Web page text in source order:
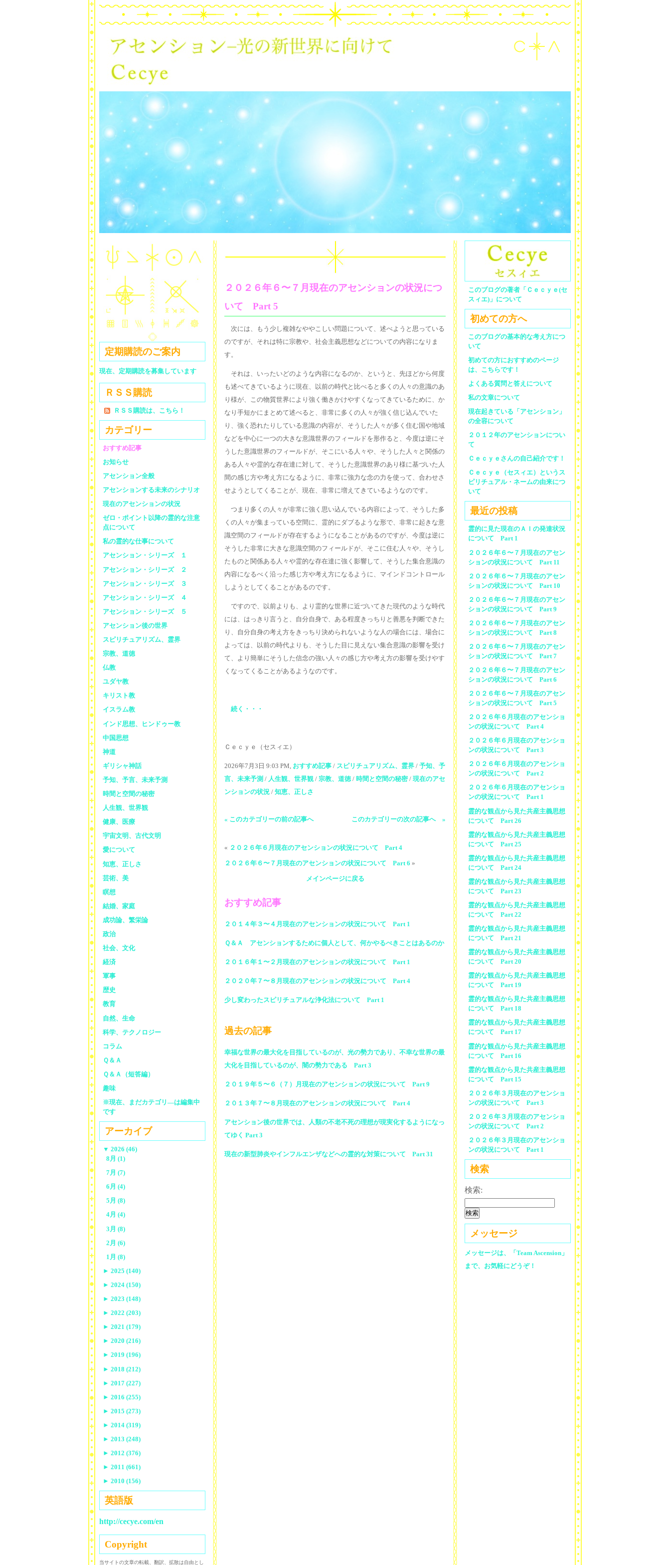
２０２６年６〜７月現在のアセンションの状況につ
いて Part 5
次には、もう少し複雑なややこしい問題について、述べようと思っている
のですが、それは特に宗教や、社会主義思想などについての内容になりま
す。
それは、いったいどのような内容になるのか、というと、先ほどから何度
も述べてきているように現在、以前の時代と比べると多くの人々の意識のあ
り様が、この物質世界により強く働きかけやすくなってきているために、か
なり手短かにまとめて述べると、非常に多くの人々が強く信じ込んでいた
り、強く恐れたりしている意識の内容が、そうした人々が多く住む国や地域
などを中心に一つの大きな意識世界のフィールドを形作ると、今度は逆にそ
うした意識世界のフィールドが、そこにいる人々や、そうした人々と関係の
ある人々や霊的な存在達に対して、そうした意識世界のあり様に基づいた人
間の感じ方や考え方になるように、非常に強力な念の力を使って、合わせさ
せようとしてくることが、現在、非常に増えてきているようなのです。
つまり多くの人々が非常に強く思い込んでいる内容によって、そうした多
くの人々が集まっている空間に、霊的にダブるような形で、非常に起きな意
識空間のフィールドが存在するようになることがあるのですが、今度は逆に
そうした非常に大きな意識空間のフィールドが、そこに住む人々や、そうし
たものと関係ある人々や霊的な存在達に強く影響して、そうした集合意識の
内容になるべく沿った感じ方や考え方になるように、マインドコントロール
しようとしてくることがあるのです。
ですので、以前よりも、より霊的な世界に近づいてきた現代のような時代
には、はっきり言うと、自分自身で、ある程度きっちりと善悪を判断できた
り、自分自身の考え方をきっちり決められないような人の場合には、場合に
よっては、以前の時代よりも、そうした目に見えない集合意識の影響を受け
て、より簡単にそうした信念の強い人々の感じ方や考え方の影響を受けやす
くなってくることがあるようなのです。
続く・・・
Ｃｅｃｙｅ（セスィエ）
2026年7月3日 9:03 PM, おすすめ記事 / スピリチュアリズム、霊界 / 予知、予
言、未来予測 / 人生観、世界観 / 宗教、道徳 / 時間と空間の秘密/ 現在のアセ
ンションの状況 / 知恵、正しさ
« このカテゴリーの前の記事へ このカテゴリーの次の記事へ »
« ２０２６年６月現在のアセンションの状況について Part 4
２０２６年６〜７月現在のアセンションの状況について Part 6 »
メインページに戻る
おすすめ記事
２０１４年３〜４月現在のアセンションの状況について Part 1
Ｑ＆Ａ アセンションするために個人として、何かやるべきことはあるのか
２０１６年１〜２月現在のアセンションの状況について Part 1
２０２０年７〜８月現在のアセンションの状況について Part 4
少し変わったスピリチュアルな浄化法について Part 1
過去の記事
幸福な世界の最大化を目指しているのが、光の勢力であり、不幸な世界の最
大化を目指しているのが、闇の勢力である Part 3
２０１９年５〜６（７）月現在のアセンションの状況について Part 9
２０１３年７〜８月現在のアセンションの状況について Part 4
アセンション後の世界では、人類の不老不死の理想が現実化するようになっ
てゆく Part 3
現在の新型肺炎やインフルエンザなどへの霊的な対策について Part 31
このブログの著者「Ｃｅｃｙｅ(セ
スィエ)」について
初めての方へ
このブログの基本的な考え方につ
いて
初めての方におすすめのページ
は、こちらです！
よくある質問と答えについて
私の文章について
現在起きている「アセンション」
の全容について
２０１２年のアセンションについ
て
Ｃｅｃｙｅさんの自己紹介です！
Ｃｅｃｙｅ（セスィエ）というス
ピリチュアル・ネームの由来につ
いて
最近の投稿
霊的に見た現在のＡＩの発達状況
について Part 1
２０２６年６〜７月現在のアセン
ションの状況について Part 11
２０２６年６〜７月現在のアセン
ションの状況について Part 10
２０２６年６〜７月現在のアセン
ションの状況について Part 9
２０２６年６〜７月現在のアセン
ションの状況について Part 8
２０２６年６〜７月現在のアセン
ションの状況について Part 7
２０２６年６〜７月現在のアセン
ションの状況について Part 6
２０２６年６〜７月現在のアセン
ションの状況について Part 5
２０２６年６月現在のアセンショ
ンの状況について Part 4
２０２６年６月現在のアセンショ
ンの状況について Part 3
２０２６年６月現在のアセンショ
ンの状況について Part 2
２０２６年６月現在のアセンショ
ンの状況について Part 1
霊的な観点から見た共産主義思想
について Part 26
霊的な観点から見た共産主義思想
について Part 25
霊的な観点から見た共産主義思想
について Part 24
霊的な観点から見た共産主義思想
について Part 23
霊的な観点から見た共産主義思想
について Part 22
霊的な観点から見た共産主義思想
について Part 21
霊的な観点から見た共産主義思想
について Part 20
霊的な観点から見た共産主義思想
について Part 19
霊的な観点から見た共産主義思想
について Part 18
霊的な観点から見た共産主義思想
について Part 17
霊的な観点から見た共産主義思想
について Part 16
霊的な観点から見た共産主義思想
について Part 15
２０２６年３月現在のアセンショ
ンの状況について Part 3
２０２６年３月現在のアセンショ
ンの状況について Part 2
２０２６年３月現在のアセンショ
ンの状況について Part 1
検索
検索:
メッセージ
メッセージは、「Team Ascension」
まで、お気軽にどうぞ！
定期購読のご案内
現在、定期購読を募集しています
ＲＳＳ購読
ＲＳＳ購読は、こちら！
カテゴリー
おすすめ記事
お知らせ
アセンション全般
アセンションする未来のシナリオ
現在のアセンションの状況
ゼロ・ポイント以降の霊的な注意
点について
私の霊的な仕事について
アセンション・シリーズ １
アセンション・シリーズ ２
アセンション・シリーズ ３
アセンション・シリーズ ４
アセンション・シリーズ ５
アセンション後の世界
スピリチュアリズム、霊界
宗教、道徳
仏教
ユダヤ教
キリスト教
イスラム教
インド思想、ヒンドゥー教
中国思想
神道
ギリシャ神話
予知、予言、未来予測
時間と空間の秘密
人生観、世界観
健康、医療
宇宙文明、古代文明
愛について
知恵、正しさ
芸術、美
瞑想
結婚、家庭
成功論、繁栄論
政治
社会、文化
経済
軍事
歴史
教育
自然、生命
科学、テクノロジー
コラム
Ｑ＆Ａ
Ｑ＆Ａ（短答編）
趣味
※現在、まだカテゴリ—は編集中
です
アーカイブ
▼ 2026 (46)
8月 (1)
7月 (7)
6月 (4)
5月 (8)
4月 (4)
3月 (8)
2月 (6)
1月 (8)
► 2025 (140)
► 2024 (150)
► 2023 (148)
► 2022 (203)
► 2021 (179)
► 2020 (216)
► 2019 (196)
► 2018 (212)
► 2017 (227)
► 2016 (255)
► 2015 (273)
► 2014 (319)
► 2013 (248)
► 2012 (376)
► 2011 (661)
► 2010 (156)
英語版
http://cecye.com/en
Copyright
当サイトの文章の転載、翻訳、拡散は自由とし